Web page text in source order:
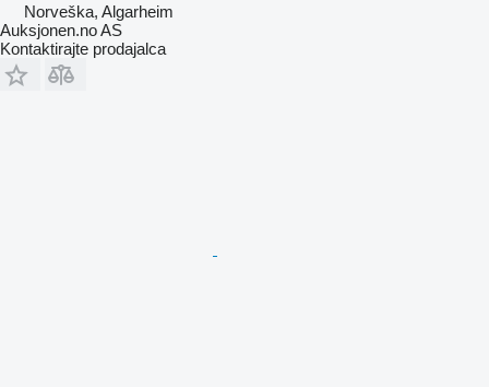
Norveška, Algarheim
Auksjonen.no AS
Kontaktirajte prodajalca